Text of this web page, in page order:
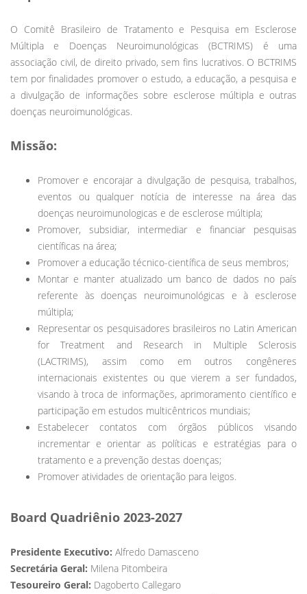
O Comitê Brasileiro de Tratamento e Pesquisa em Esclerose
Múltipla e Doenças Neuroimunológicas (BCTRIMS) é uma
associação civil, de direito privado, sem fins lucrativos. O BCTRIMS
tem por finalidades promover o estudo, a educação, a pesquisa e
a divulgação de informações sobre esclerose múltipla e outras
doenças neuroimunológicas.
Missão:
Promover e encorajar a divulgação de pesquisa, trabalhos,
eventos ou qualquer notícia de interesse na área das
doenças neuroimunologicas e de esclerose múltipla;
Promover, subsidiar, intermediar e financiar pesquisas
científicas na área;
Promover a educação técnico-científica de seus membros;
Montar e manter atualizado um banco de dados no país
referente às doenças neuroimunológicas e à esclerose
múltipla;
Representar os pesquisadores brasileiros no Latin American
for Treatment and Research in Multiple Sclerosis
(LACTRIMS), assim como em outros congêneres
internacionais existentes ou que vierem a ser fundados,
visando à troca de informações, aprimoramento científico e
participação em estudos multicêntricos mundiais;
Estabelecer contatos com órgãos públicos visando
incrementar e orientar as políticas e estratégias para o
tratamento e a prevenção destas doenças;
Promover atividades de orientação para leigos.
Board Quadriênio 2023-2027
Presidente Executivo: Alfredo Damasceno
Secretária Geral: Milena Pitombeira
Tesoureiro Geral: Dagoberto Callegaro